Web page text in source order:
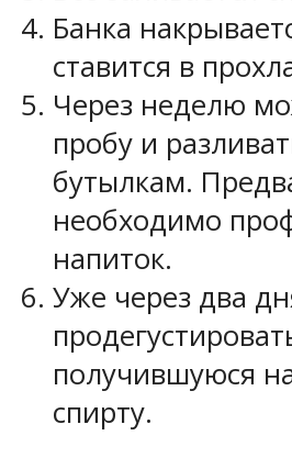
Банка
ставится в
Через неделю
пробу и
бутылкам.
необходимо
напиток.
Уже через два
получившуюся
спирту.